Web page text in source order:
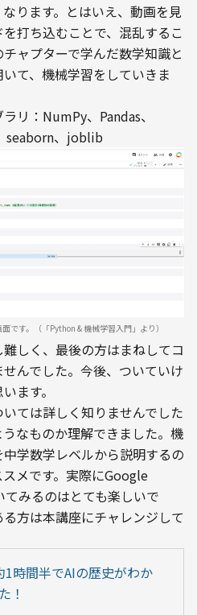
ります。とはいえ、動画を見
打ち込むことで、混乱するこ
ャプターで学んだ数学知識と
て、機械学習をしていきま
リ：NumPy、Pandas、
seaborn、joblib
です。（「Python & 機械学習入門」より）
しく、最後の方はまねしてコ
んでした。今後、ついていけ
ます。
ては詳しく知りませんでした
なものか理解できました。機
学数学レベルから説明するの
メです。実際にGoogle
みるのはとても楽しいで
方は本講座にチャレンジして
時間半でAIの歴史がわか
！